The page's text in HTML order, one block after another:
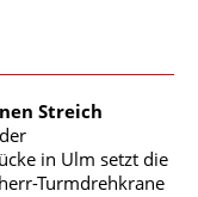
Streich
in Ulm setzt die
Turmdrehkrane